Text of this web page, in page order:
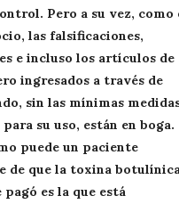
Pero a su vez, como
las falsificaciones,
e incluso los artículos de
ingresados a través de
sin las mínimas
su uso, están en boga.
puede un paciente
de que la toxina
es la que está